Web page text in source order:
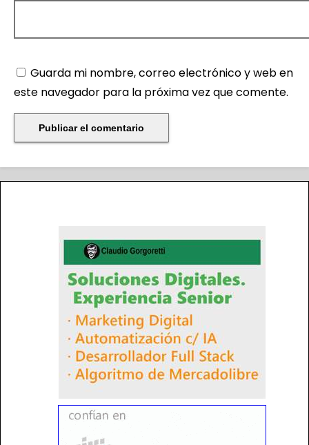
Guarda mi nombre, correo electrónico y web en
este navegador para la próxima vez que comente.